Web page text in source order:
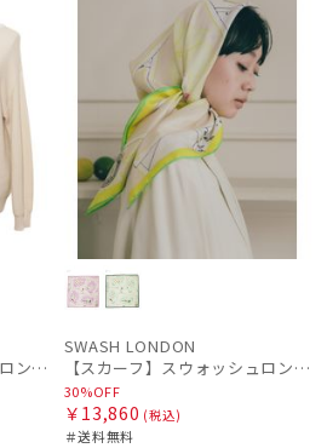
【ストール】スウォッシュロンドン (SWASH LONDON) Oceanic Odyssey 115*115 コットンスクエア
SWASH LONDON
【スカーフ】スウォッシュロンドン (SWASH LONDON) Picture Postcard 88cm×88cm シルクスカーフ 日本製
30%OFF
￥13,860 (税込)
＃送料無料